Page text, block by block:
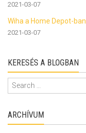
2021-03-07
Wiha a Home Depot-ban
2021-03-07
KERESÉS A BLOGBAN
ARCHÍVUM